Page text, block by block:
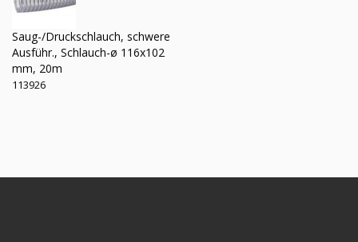
Saug-/Druckschlauch, schwere
Ausführ., Schlauch-ø 116x102
mm, 20m
113926